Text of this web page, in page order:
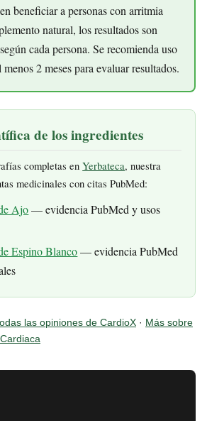
beneficiar a personas con arritmia
natural, los resultados son
cada persona. Se recomienda uso
2 meses para evaluar resultados.
de los ingredientes
completas enYerbateca, nuestra
medicinales con citas PubMed:
Ajo— evidencia PubMed y usos
Espino Blanco— evidencia PubMed
las opiniones de CardioX · Más sobre